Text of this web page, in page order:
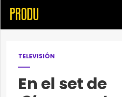
TELEVISIÓN
En el set de